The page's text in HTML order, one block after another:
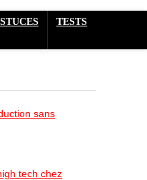
TESTS
sans
tech chez